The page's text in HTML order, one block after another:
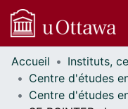
Communautés
et collections
Parcourir
Accueil